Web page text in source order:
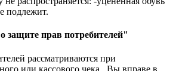
подлежит.
защите прав потребителей"
рассматриваются при
или кассового чека. Вы вправе в